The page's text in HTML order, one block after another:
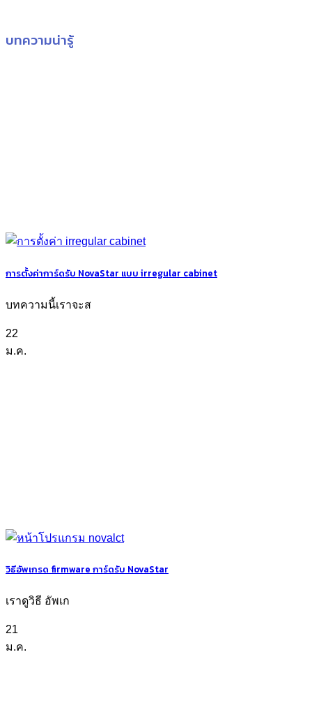
บทความน่ารู้
การตั้งค่าการ์ดรับ NovaStar แบบ irregular cabinet
บทความนี้เราจะส
22
ม.ค.
วิธีอัพเกรด firmware การ์ดรับ NovaStar
เราดูวิธี อัพเก
21
ม.ค.